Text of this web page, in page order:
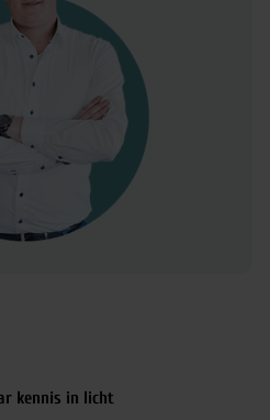
kennis in licht